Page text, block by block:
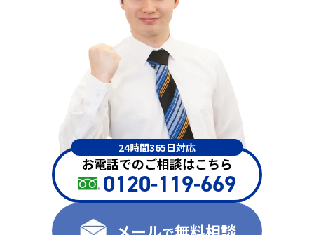
24時間365日対応
お電話でのご相談はこちら
0120-119-669